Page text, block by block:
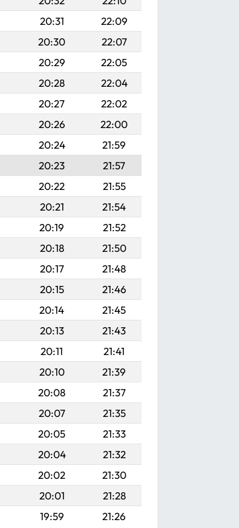
20:31
22:09
20:30
22:07
20:29
22:05
20:28
22:04
20:27
22:02
20:26
22:00
20:24
21:59
20:23
21:57
20:22
21:55
20:21
21:54
20:19
21:52
20:18
21:50
20:17
21:48
20:15
21:46
20:14
21:45
20:13
21:43
20:11
21:41
20:10
21:39
20:08
21:37
20:07
21:35
20:05
21:33
20:04
21:32
20:02
21:30
20:01
21:28
19:59 21:26